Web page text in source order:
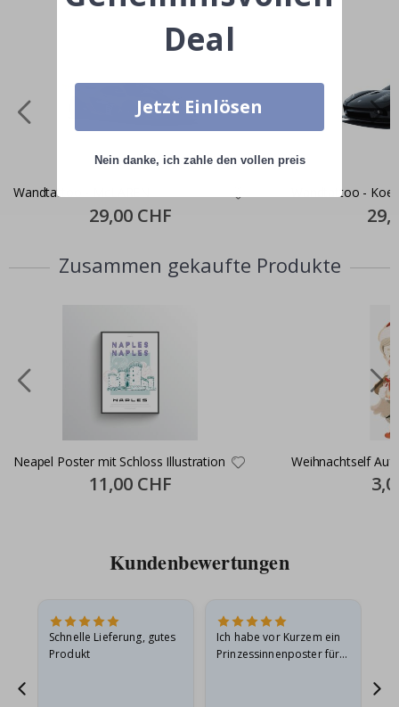
Wandtattoo - McLAREN
Special
Price
29,00 CHF Price
Zusammen gekaufte Produkte
Neapel Poster mit Schloss Illustration
Special
Price
11,00 CHF
Weihnachtself
Price
Kundenbewertungen
Schnelle Lieferung, gutes
Produkt
Ich habe vor Kurzem ein
Prinzessinnenposter für
Deal
Jetzt Einlösen
Nein danke, ich zahle den vollen preis